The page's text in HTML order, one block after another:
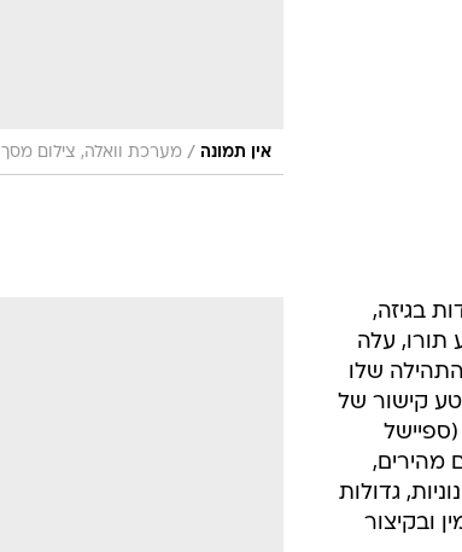
אין תמונה / מערכת וואלה, צילום מסך
בגיזה,
תורו, עלה
את 15 דקות התהילה שלו
לקטע קישור של
(ספיישל
מהירים,
גדולות
ובקיצור 